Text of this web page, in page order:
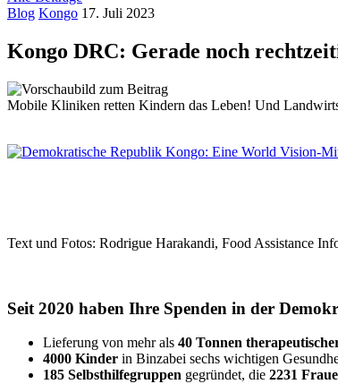
Blog Kongo 17. Juli 2023
Kongo DRC: Gerade noch
Mobile Kliniken retten Kindern das Leben! Und
Text und Fotos: Rodrigue Harakandi, Food Assistance
Seit 2020 haben Ihre Spenden in der
Lieferung von mehr als 40 Tonnen
4000 Kinder in Binzabei sechs wichtigen
185 Selbsthilfegruppen gegründet, die 2231